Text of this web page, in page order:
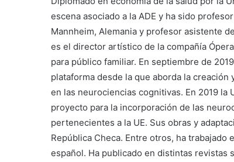
escena asociado a la ADE y ha sido
Mannheim, Alemania y profesor asistente
es el director artístico de la compañía
para público familiar. En septiembre de
plataforma desde la que aborda la
en las neurociencias cognitivas. En 2019 la
proyecto para la incorporación de las
pertenecientes a la UE. Sus obras y
República Checa. Entre otros, ha
español. Ha publicado en distintas revistas